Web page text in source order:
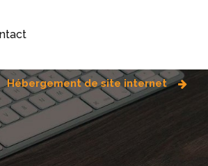
Hébergement de site internet